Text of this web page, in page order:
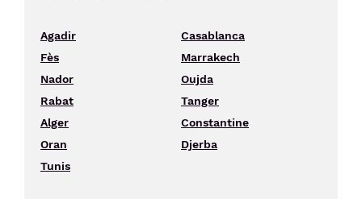
Agadir
Casablanca
Fès
Marrakech
Nador
Oujda
Rabat
Tanger
Alger
Constantine
Oran
Djerba
Tunis